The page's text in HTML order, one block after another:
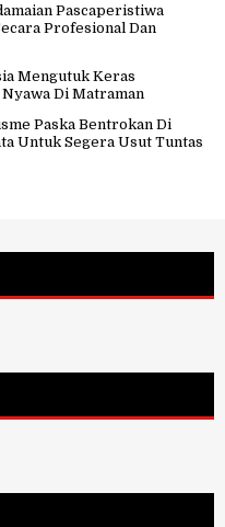
Pascaperistiwa
Profesional Dan
Mengutuk Keras
Di Matraman
Paska Bentrokan Di
Untuk Segera Usut Tuntas